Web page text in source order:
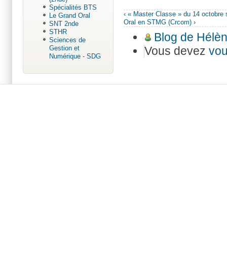
‹ « Master Classe » du 14
Oral en STMG (Crcom) ›
Blog de
Vous devez
Spécialités BTS
Le Grand Oral
SNT 2nde
STHR
Sciences de
Gestion et
Numérique - SDG